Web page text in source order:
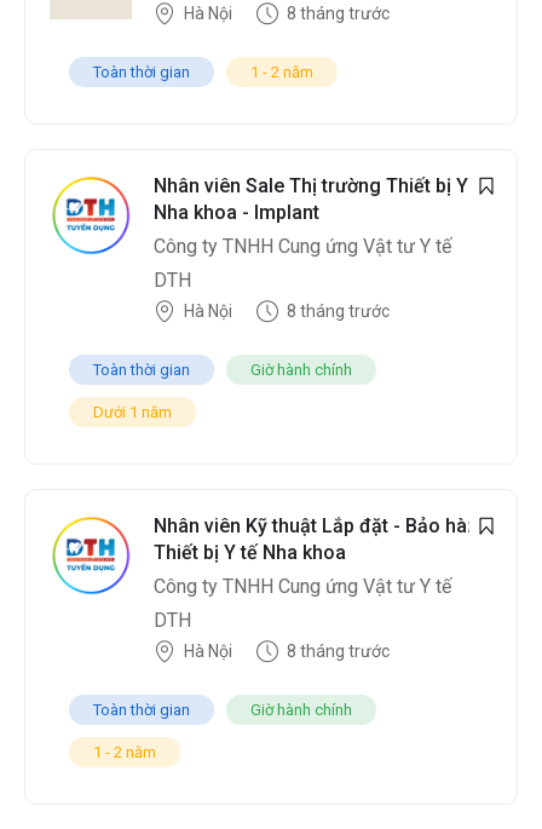
Hà Nội 8 tháng trước
Toàn thời gian 1 - 2 năm
Nhân viên Sale Thị trường Thiết bị Y tế
Nha khoa - Implant
Công ty TNHH Cung ứng Vật tư Y tế
DTH
Hà Nội 8 tháng trước
Toàn thời gian Giờ hành chính
Dưới 1 năm
Nhân viên Kỹ thuật Lắp đặt - Bảo hành
Thiết bị Y tế Nha khoa
Công ty TNHH Cung ứng Vật tư Y tế
DTH
Hà Nội 8 tháng trước
Toàn thời gian Giờ hành chính
1 - 2 năm